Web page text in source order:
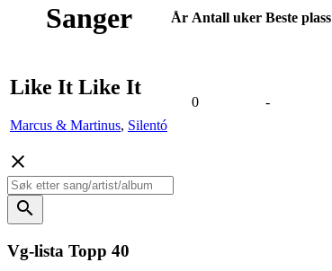
Sanger År Antall uker Beste plass
Like It Like It
Marcus & Martinus, Silentó
0 -
close
search
Vg-lista Topp 40